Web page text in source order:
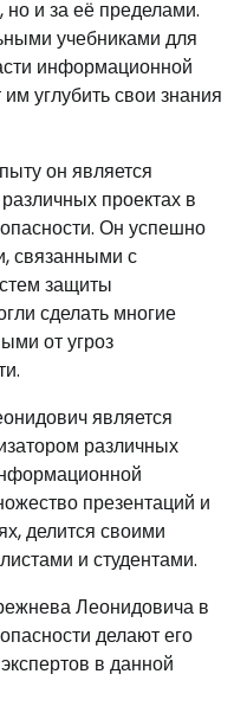
но и за её пределами.
учебниками для
информационной
углубить свои знания
он является
проектах в
Он успешно
связанными с
защиты
сделать многие
от угроз
является
различных
презентаций и
делится своими
и студентами.
Леонидовича в
делают его
в данной